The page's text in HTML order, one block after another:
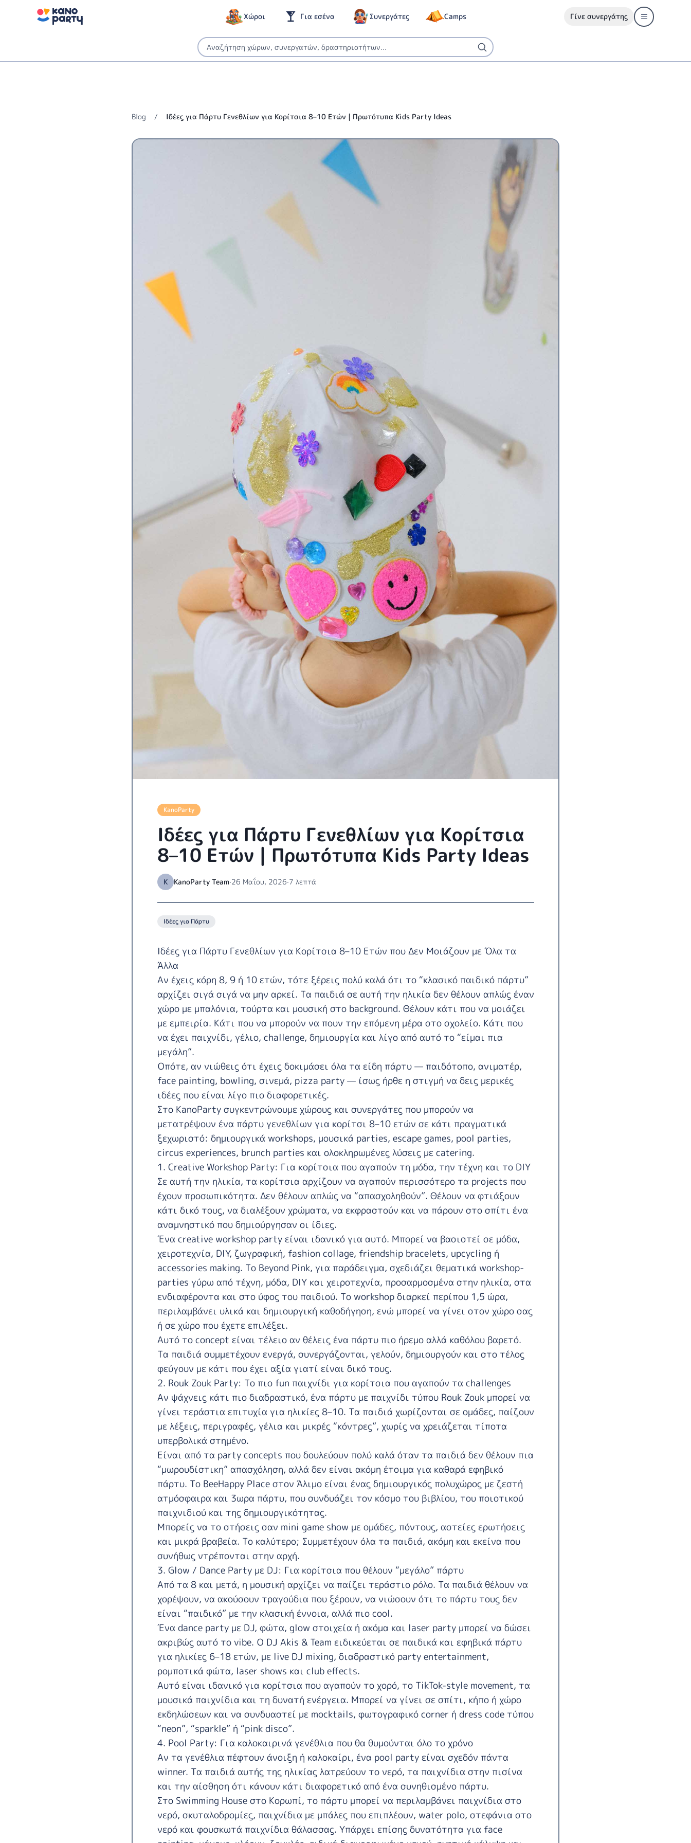
Χώροι Για εσένα Συνεργάτες Camps Γίνε συνεργάτης
Blog / Ιδέες για Πάρτυ Γενεθλίων για Κορίτσια 8–10 Ετών | Πρωτότυπα Kids Party Ideas
KanoParty
Ιδέες για Πάρτυ Γενεθλίων για Κορίτσια
8–10 Ετών | Πρωτότυπα Kids Party Ideas
K KanoParty Team·26 Μαΐου, 2026·7 λεπτά
Ιδέες για Πάρτυ
Ιδέες για Πάρτυ Γενεθλίων για Κορίτσια 8–10 Ετών που Δεν Μοιάζουν με Όλα τα
Άλλα
Αν έχεις κόρη 8, 9 ή 10 ετών, τότε ξέρεις πολύ καλά ότι το “κλασικό παιδικό πάρτυ”
αρχίζει σιγά σιγά να μην αρκεί. Τα παιδιά σε αυτή την ηλικία δεν θέλουν απλώς έναν
χώρο με μπαλόνια, τούρτα και μουσική στο background. Θέλουν κάτι που να μοιάζει
με εμπειρία. Κάτι που να μπορούν να πουν την επόμενη μέρα στο σχολείο. Κάτι που
να έχει παιχνίδι, γέλιο, challenge, δημιουργία και λίγο από αυτό το “είμαι πια
μεγάλη”.
Οπότε, αν νιώθεις ότι έχεις δοκιμάσει όλα τα είδη πάρτυ — παιδότοπο, ανιματέρ,
face painting, bowling, σινεμά, pizza party — ίσως ήρθε η στιγμή να δεις μερικές
ιδέες που είναι λίγο πιο διαφορετικές.
Στο KanoParty συγκεντρώνουμε χώρους και συνεργάτες που μπορούν να
μετατρέψουν ένα πάρτυ γενεθλίων για κορίτσι 8–10 ετών σε κάτι πραγματικά
ξεχωριστό: δημιουργικά workshops, μουσικά parties, escape games, pool parties,
circus experiences, brunch parties και ολοκληρωμένες λύσεις με catering.
1. Creative Workshop Party: Για κορίτσια που αγαπούν τη μόδα, την τέχνη και το DIY
Σε αυτή την ηλικία, τα κορίτσια αρχίζουν να αγαπούν περισσότερο τα projects που
έχουν προσωπικότητα. Δεν θέλουν απλώς να “απασχοληθούν”. Θέλουν να φτιάξουν
κάτι δικό τους, να διαλέξουν χρώματα, να εκφραστούν και να πάρουν στο σπίτι ένα
αναμνηστικό που δημιούργησαν οι ίδιες.
Ένα creative workshop party είναι ιδανικό για αυτό. Μπορεί να βασιστεί σε μόδα,
χειροτεχνία, DIY, ζωγραφική, fashion collage, friendship bracelets, upcycling ή
accessories making. Το Beyond Pink, για παράδειγμα, σχεδιάζει θεματικά workshop-
parties γύρω από τέχνη, μόδα, DIY και χειροτεχνία, προσαρμοσμένα στην ηλικία, στα
ενδιαφέροντα και στο ύφος του παιδιού. Το workshop διαρκεί περίπου 1,5 ώρα,
περιλαμβάνει υλικά και δημιουργική καθοδήγηση, ενώ μπορεί να γίνει στον χώρο σας
ή σε χώρο που έχετε επιλέξει.
Αυτό το concept είναι τέλειο αν θέλεις ένα πάρτυ πιο ήρεμο αλλά καθόλου βαρετό.
Τα παιδιά συμμετέχουν ενεργά, συνεργάζονται, γελούν, δημιουργούν και στο τέλος
φεύγουν με κάτι που έχει αξία γιατί είναι δικό τους.
2. Rouk Zouk Party: Το πιο fun παιχνίδι για κορίτσια που αγαπούν τα challenges
Αν ψάχνεις κάτι πιο διαδραστικό, ένα πάρτυ με παιχνίδι τύπου Rouk Zouk μπορεί να
γίνει τεράστια επιτυχία για ηλικίες 8–10. Τα παιδιά χωρίζονται σε ομάδες, παίζουν
με λέξεις, περιγραφές, γέλια και μικρές “κόντρες”, χωρίς να χρειάζεται τίποτα
υπερβολικά στημένο.
Είναι από τα party concepts που δουλεύουν πολύ καλά όταν τα παιδιά δεν θέλουν πια
“μωρουδίστικη” απασχόληση, αλλά δεν είναι ακόμη έτοιμα για καθαρά εφηβικό
πάρτυ. Το BeeHappy Placeστον Άλιμο είναι ένας δημιουργικός πολυχώρος με ζεστή
ατμόσφαιρα και 3ωρα πάρτυ, που συνδυάζει τον κόσμο του βιβλίου, του ποιοτικού
παιχνιδιού και της δημιουργικότητας.
Μπορείς να το στήσεις σαν mini game show με ομάδες, πόντους, αστείες ερωτήσεις
και μικρά βραβεία. Το καλύτερο; Συμμετέχουν όλα τα παιδιά, ακόμη και εκείνα που
συνήθως ντρέπονται στην αρχή.
3. Glow / Dance Party με DJ: Για κορίτσια που θέλουν “μεγάλο” πάρτυ
Από τα 8 και μετά, η μουσική αρχίζει να παίζει τεράστιο ρόλο. Τα παιδιά θέλουν να
χορέψουν, να ακούσουν τραγούδια που ξέρουν, να νιώσουν ότι το πάρτυ τους δεν
είναι “παιδικό” με την κλασική έννοια, αλλά πιο cool.
Ένα dance party με DJ, φώτα, glow στοιχεία ή ακόμα και laser party μπορεί να δώσει
ακριβώς αυτό το vibe. Ο DJ Akis & Team ειδικεύεται σε παιδικά και εφηβικά πάρτυ
για ηλικίες 6–18 ετών, με live DJ mixing, διαδραστικό party entertainment,
ρομποτικά φώτα, laser shows και club effects.
Αυτό είναι ιδανικό για κορίτσια που αγαπούν το χορό, το TikTok-style movement, τα
μουσικά παιχνίδια και τη δυνατή ενέργεια. Μπορεί να γίνει σε σπίτι, κήπο ή χώρο
εκδηλώσεων και να συνδυαστεί με mocktails, φωτογραφικό corner ή dress code τύπου
“neon”, “sparkle” ή “pink disco”.
4. Pool Party: Για καλοκαιρινά γενέθλια που θα θυμούνται όλο το χρόνο
Αν τα γενέθλια πέφτουν άνοιξη ή καλοκαίρι, ένα pool party είναι σχεδόν πάντα
winner. Τα παιδιά αυτής της ηλικίας λατρεύουν το νερό, τα παιχνίδια στην πισίνα
και την αίσθηση ότι κάνουν κάτι διαφορετικό από ένα συνηθισμένο πάρτυ.
Στο Swimming Houseστο Κορωπί, το πάρτυ μπορεί να περιλαμβάνει παιχνίδια στο
νερό, σκυταλοδρομίες, παιχνίδια με μπάλες που επιπλέουν, water polo, στεφάνια στο
νερό και φουσκωτά παιχνίδια θάλασσας. Υπάρχει επίσης δυνατότητα για face